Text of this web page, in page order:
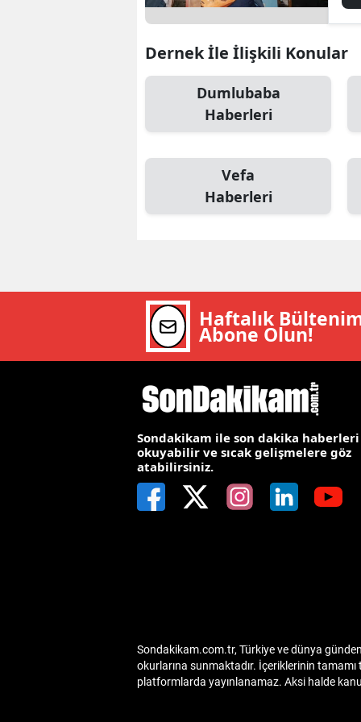
Dernek İle İlişkili Konular
Dumlubaba
Haberleri
Vefa
Haberleri
Haftalık
Abone Olun!
Sondakikam ile son dakika haberleri
okuyabilir ve sıcak gelişmelere göz
atabilirsiniz.
Sondakikam.com.tr, Türkiye ve dünya
okurlarına sunmaktadır. İçeriklerinin
platformlarda yayınlanamaz. Aksi halde